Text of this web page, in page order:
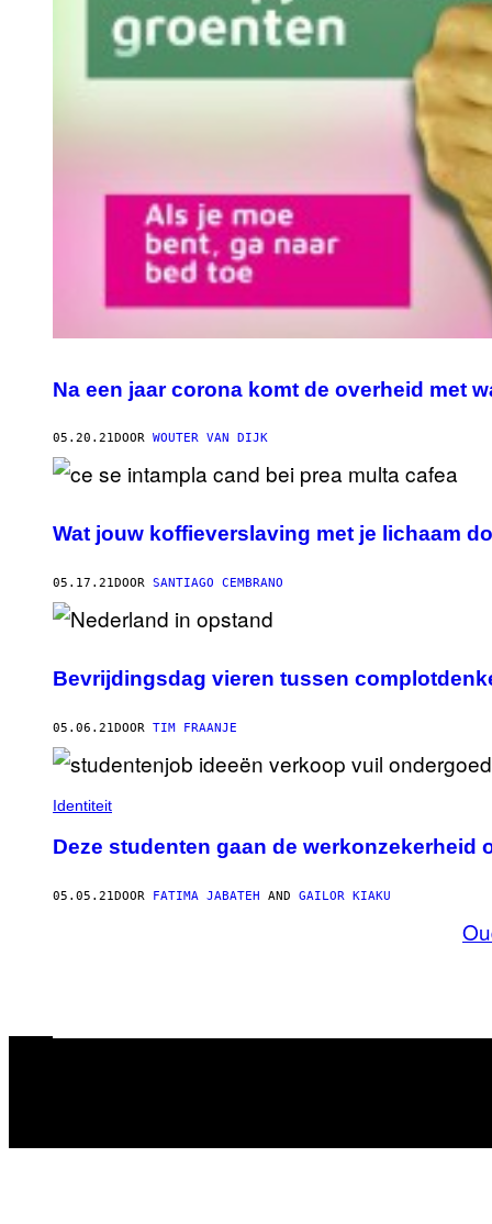
Na een jaar corona komt de overheid met
05.20.21DOOR WOUTER VAN DIJK
Wat jouw koffieverslaving met je lichaam
05.17.21DOOR SANTIAGO CEMBRANO
Bevrijdingsdag vieren tussen
05.06.21DOOR TIM FRAANJE
Identiteit
Deze studenten gaan de werkonzekerheid
05.05.21DOOR FATIMA JABATEH AND GAILOR KIAKU